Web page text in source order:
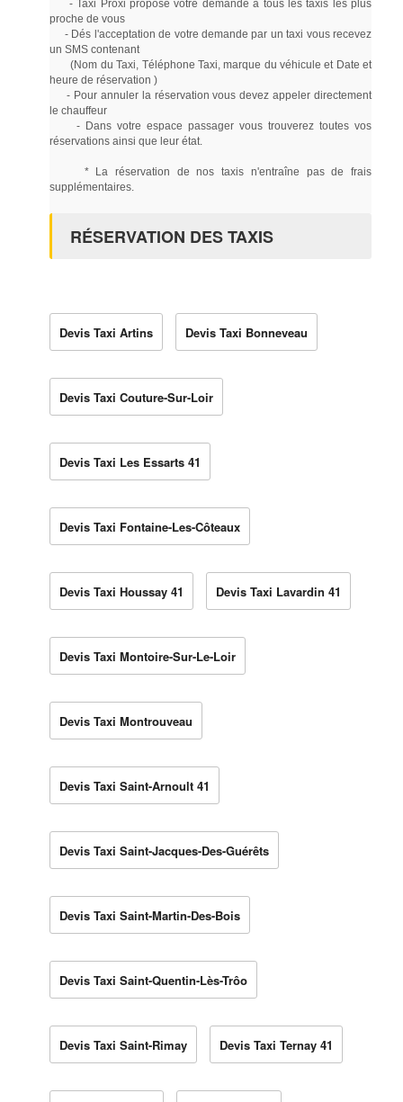
- Taxi Proxi propose votre demande à tous les taxis les plus
proche de vous
- Dés l'acceptation de votre demande par un taxi vous recevez
un SMS contenant
(Nom du Taxi, Téléphone Taxi, marque du véhicule et Date et
heure de réservation )
- Pour annuler la réservation vous devez appeler directement
le chauffeur
- Dans votre espace passager vous trouverez toutes vos
réservations ainsi que leur état.
* La réservation de nos taxis n'entraîne pas de frais
supplémentaires.
RÉSERVATION DES TAXIS
Devis Taxi Artins Devis Taxi Bonneveau
Devis Taxi Couture-Sur-Loir
Devis Taxi Les Essarts 41
Devis Taxi Fontaine-Les-Côteaux
Devis Taxi Houssay 41 Devis Taxi Lavardin 41
Devis Taxi Montoire-Sur-Le-Loir
Devis Taxi Montrouveau
Devis Taxi Saint-Arnoult 41
Devis Taxi Saint-Jacques-Des-Guérêts
Devis Taxi Saint-Martin-Des-Bois
Devis Taxi Saint-Quentin-Lès-Trôo
Devis Taxi Saint-Rimay Devis Taxi Ternay 41